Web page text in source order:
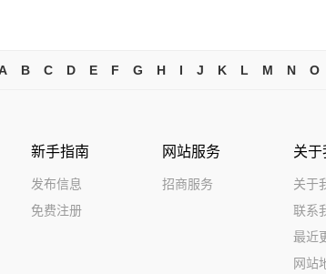
B C D E F G H I J K L M N O
新手指南
发布信息
免费注册
网站服务
招商服务
关于
关于
联系
最近
网站